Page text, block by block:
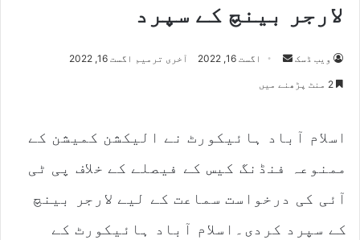
لارجر بینچ کے سپرد
ویب ڈسک
Send
اگست 16, 2022 آخری ترمیم اگست 16, 2022
اسلام آباد ہائیکورٹ نے الیکشن کمیشن کے
ممنوعہ فنڈنگ کیس کے فیصلے کے خلاف پی ٹی
آئی کی درخواست سماعت کے لیے لارجر بینچ
کے سپرد کردی۔اسلام آباد ہائیکورٹ کے